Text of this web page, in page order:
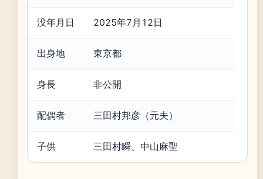
没年月日 2025年7月12日
出身地 東京都
身長 非公開
配偶者 三田村邦彦（元夫）
子供 三田村瞬、中山麻聖